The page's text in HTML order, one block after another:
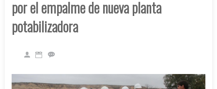
por el empalme de nueva planta
potabilizadora